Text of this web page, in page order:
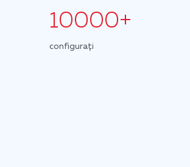
10000+
configurați